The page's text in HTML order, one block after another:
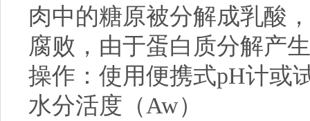
肉中的糖原被分解成乳酸
腐败，由于蛋白质分解产
操作：使用便携式pH计或
水分活度（Aw）